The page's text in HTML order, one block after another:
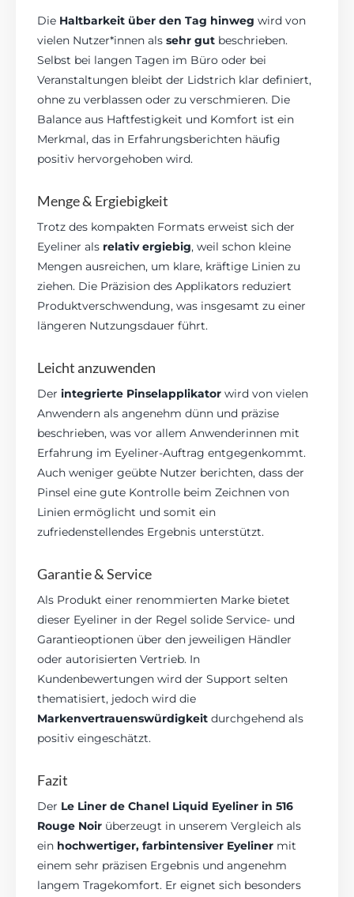
Die Haltbarkeit über den Tag hinweg wird von
vielen Nutzer*innen alssehr gut beschrieben.
Selbst bei langen Tagen im Büro oder bei
Veranstaltungen bleibt der Lidstrich klar definiert,
ohne zu verblassen oder zu verschmieren. Die
Balance aus Haftfestigkeit und Komfort ist ein
Merkmal, das in Erfahrungsberichten häufig
positiv hervorgehoben wird.
Menge & Ergiebigkeit
Trotz des kompakten Formats erweist sich der
Eyeliner als relativ ergiebig, weil schon kleine
Mengen ausreichen, um klare, kräftige Linien zu
ziehen. Die Präzision des Applikators reduziert
Produktverschwendung, was insgesamt zu einer
längeren Nutzungsdauer führt.
Leicht anzuwenden
Derintegrierte Pinselapplikator wird von vielen
Anwendern als angenehm dünn und präzise
beschrieben, was vor allem Anwenderinnen mit
Erfahrung im Eyeliner-Auftrag entgegenkommt.
Auch weniger geübte Nutzer berichten, dass der
Pinsel eine gute Kontrolle beim Zeichnen von
Linien ermöglicht und somit ein
zufriedenstellendes Ergebnis unterstützt.
Garantie & Service
Als Produkt einer renommierten Marke bietet
dieser Eyeliner in der Regel solide Service- und
Garantieoptionen über den jeweiligen Händler
oder autorisierten Vertrieb. In
Kundenbewertungen wird der Support selten
thematisiert, jedoch wird die
Markenvertrauenswürdigkeit durchgehend als
positiv eingeschätzt.
Fazit
Der Le Liner de Chanel Liquid Eyeliner in 516
Rouge Noir überzeugt in unserem Vergleich als
ein hochwertiger, farbintensiver Eyeliner mit
einem sehr präzisen Ergebnis und angenehm
langem Tragekomfort. Er eignet sich besonders